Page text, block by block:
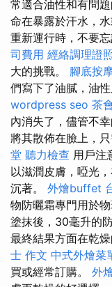
常適合油性和有問
命在暴露於汗水，
重新運行時，不要
司費用 經絡調理證
大的挑戰。 腳底按
們寫下了油膩，油
wordpress seo 茶
內消失了，儘管不
將其散佈在臉上，
堂 聽力檢查 用戶注
以滋潤皮膚，啞光
沉著。 外燴buffet
物防曬霜專門用於
塗抹後，30毫升的
最終結果方面在乾
士 作文 中式外燴菜
買或經常訂購。 外